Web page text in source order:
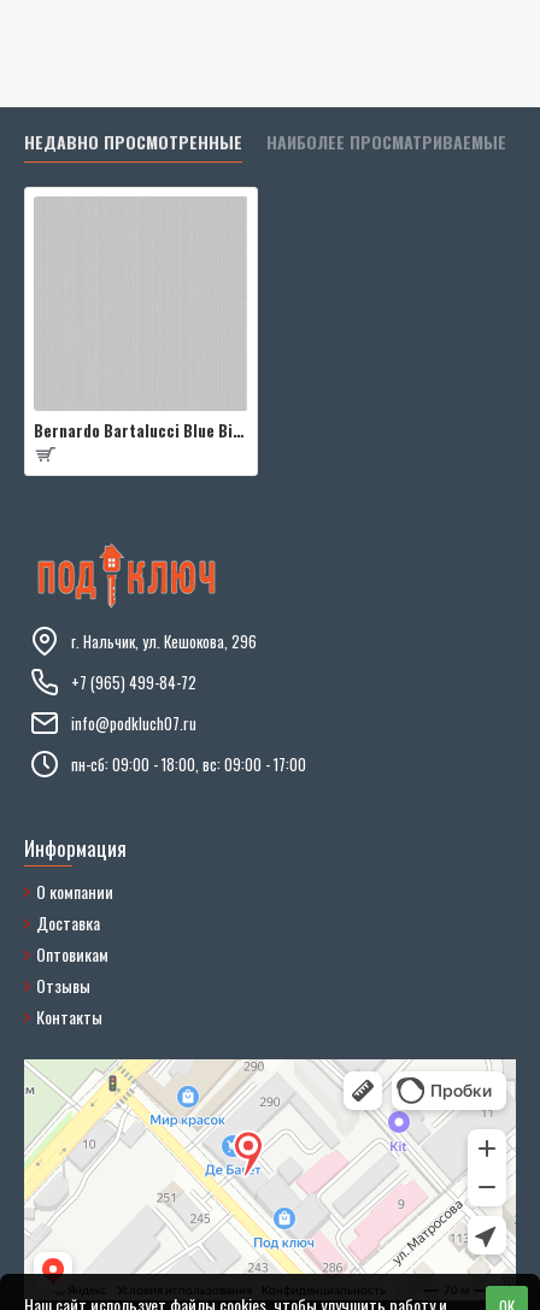
НЕДАВНО ПРОСМОТРЕННЫЕ НАИБОЛЕЕ ПРОСМАТРИВАЕМЫЕ
Bernardo Bartalucci Blue Bigi 5066-18
г. Нальчик, ул. Кешокова, 296
+7 (965) 499-84-72
info@podkluch07.ru
пн-сб: 09:00 - 18:00, вс: 09:00 - 17:00
Информация
О компании
Доставка
Оптовикам
Отзывы
Контакты
Наш сайт использует файлы cookies, чтобы улучшить работу и